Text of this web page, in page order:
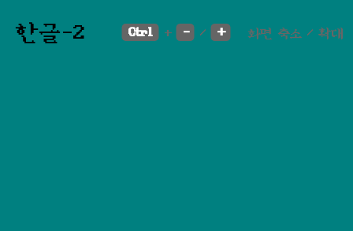
한글-2 Ctrl + - / + 화면 축소 / 확대